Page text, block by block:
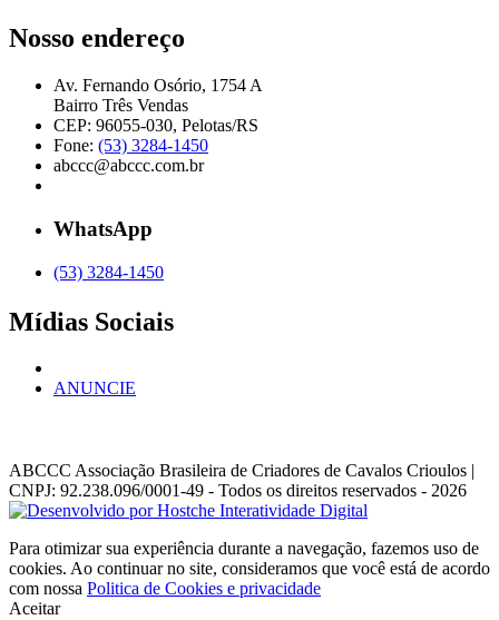
Nosso endereço
Av. Fernando Osório, 1754 A
Bairro Três Vendas
CEP: 96055-030, Pelotas/RS
Fone: (53) 3284-1450
abccc@abccc.com.br
WhatsApp
(53) 3284-1450
Mídias Sociais
ANUNCIE
ABCCC Associação Brasileira de Criadores de Cavalos Crioulos |
CNPJ: 92.238.096/0001-49 - Todos os direitos reservados - 2026
Para otimizar sua experiência durante a navegação, fazemos uso de
cookies. Ao continuar no site, consideramos que você está de acordo
com nossa Politica de Cookies e privacidade
Aceitar